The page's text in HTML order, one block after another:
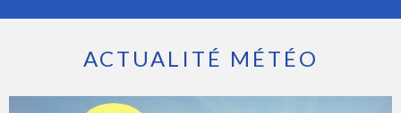
ACTUALITÉ MÉTÉO